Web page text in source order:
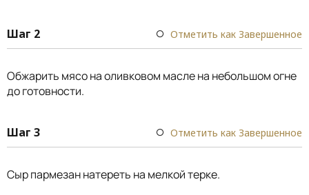
Шаг 2 Отметить как Завершенное
Обжарить мясо на оливковом масле на небольшом огне
до готовности.
Шаг 3 Отметить как Завершенное
Сыр пармезан натереть на мелкой терке.